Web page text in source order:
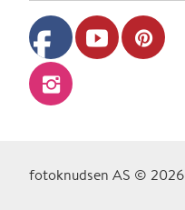
facebook youtube pinterest
instagram
fotoknudsen AS © 2026